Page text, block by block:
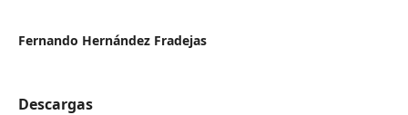
Fernando Hernández Fradejas
Descargas